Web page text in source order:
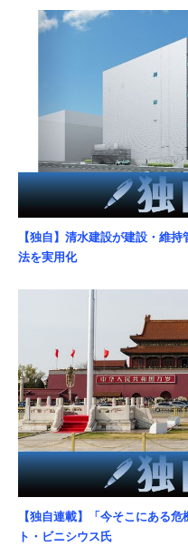
【独自】清水建設が建設・維
法を実用化
【独自連載】「今そこにある
ト・ビニシウス氏